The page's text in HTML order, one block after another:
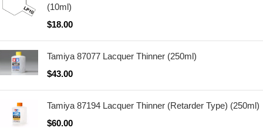
(10ml)
$18.00
Tamiya 87077 Lacquer Thinner (250ml)
$43.00
Tamiya 87194 Lacquer Thinner (Retarder Type) (250ml)
$60.00